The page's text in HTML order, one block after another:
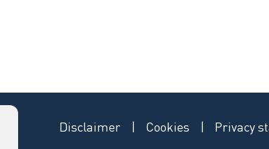
Disclaimer Cookies Privacy